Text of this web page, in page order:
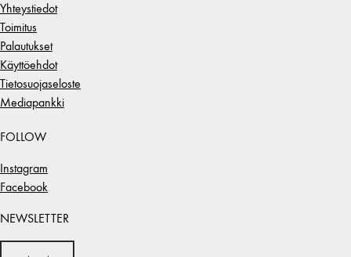
Yhteystiedot
Toimitus
Palautukset
Käyttöehdot
Tietosuojaseloste
Mediapankki
FOLLOW
Instagram
Facebook
NEWSLETTER